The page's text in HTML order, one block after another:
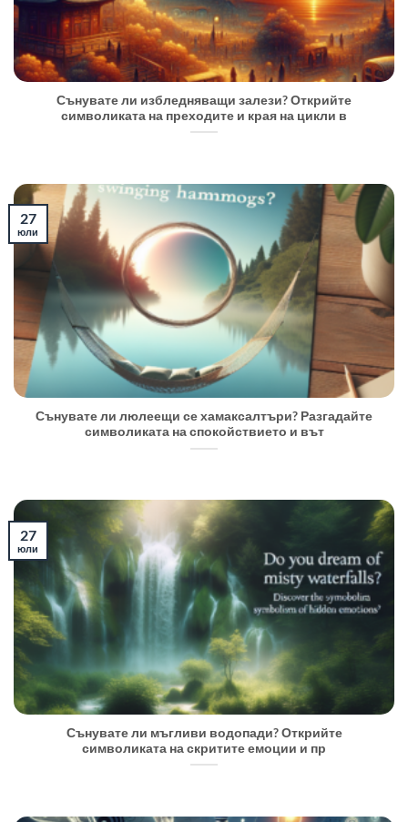
Сънувате ли избледняващи залези? Открийте
символиката на преходите и края на цикли в
Сънувате ли люлеещи се хамаксалтъри? Разгадайте
символиката на спокойствието и вът
27
юли
Сънувате ли мъгливи водопади? Открийте
символиката на скритите емоции и пр
27
юли